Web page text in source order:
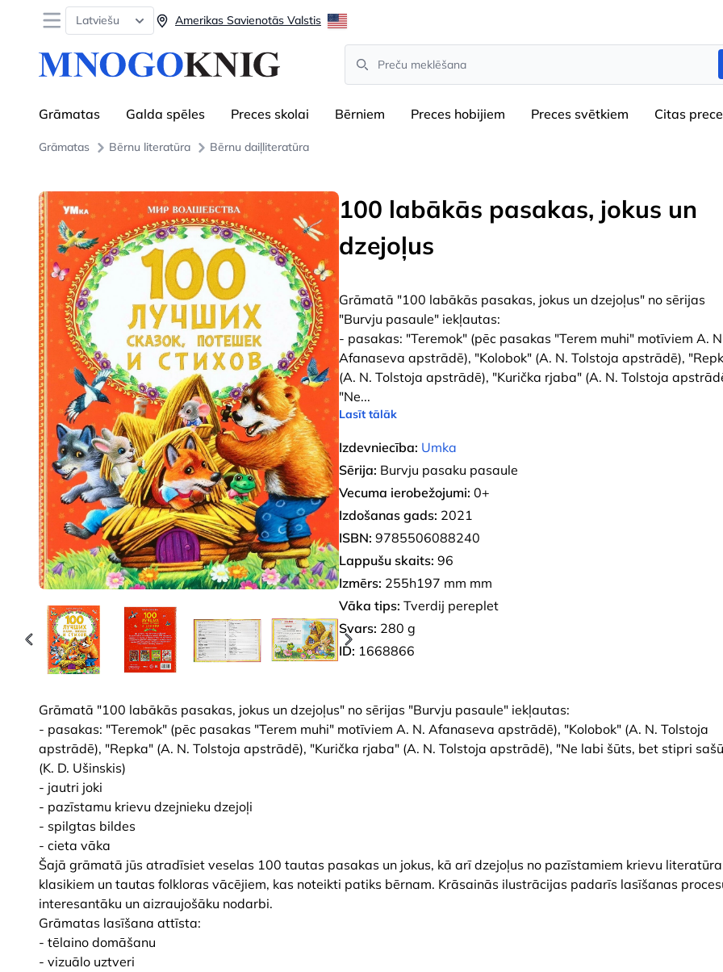
Open menu
Latviešu Amerikas Savienotās Valstis
Search
Grāmatas Galda spēles Preces skolai Bērniem Preces hobijiem Preces svētkiem Сitas
Grāmatas Bērnu literatūra Bērnu daiļliteratūra
100 labākās pasakas, jokus un
dzejoļus
Grāmatā "100 labākās pasakas, jokus un dzejoļus" no sērijas
"Burvju pasaule" iekļautas:
- pasakas: "Teremok" (pēc pasakas "Terem muhi" motīviem A.
Afanaseva apstrādē), "Kolobok" (A. N. Tolstoja apstrādē),
(A. N. Tolstoja apstrādē), "Kurička rjaba" (A. N. Tolstoja
"Ne...
Lasīt tālāk
Izdevniecība: Umka
Sērija: Burvju pasaku pasaule
Vecuma ierobežojumi: 0+
Izdošanas gads: 2021
ISBN: 9785506088240
Lappušu skaits: 96
Izmērs: 255h197 mm mm
Vāka tips: Tverdij pereplet
Svars: 280 g
ID: 1668866
Grāmatā "100 labākās pasakas, jokus un dzejoļus" no sērijas "Burvju pasaule" iekļautas:
- pasakas: "Teremok" (pēc pasakas "Terem muhi" motīviem A. N. Afanaseva apstrādē), "Kolobok" (A. N. Tolstoja
apstrādē), "Repka" (A. N. Tolstoja apstrādē), "Kurička rjaba" (A. N. Tolstoja apstrādē), "Ne labi šūts, bet stipri
(K. D. Ušinskis)
- jautri joki
- pazīstamu krievu dzejnieku dzejoļi
- spilgtas bildes
- cieta vāka
Šajā grāmatā jūs atradīsiet veselas 100 tautas pasakas un jokus, kā arī dzejoļus no pazīstamiem krievu
klasikiem un tautas folkloras vācējiem, kas noteikti patiks bērnam. Krāsainās ilustrācijas padarīs lasīšanas
interesantāku un aizraujošāku nodarbi.
Grāmatas lasīšana attīsta:
- tēlaino domāšanu
- vizuālo uztveri